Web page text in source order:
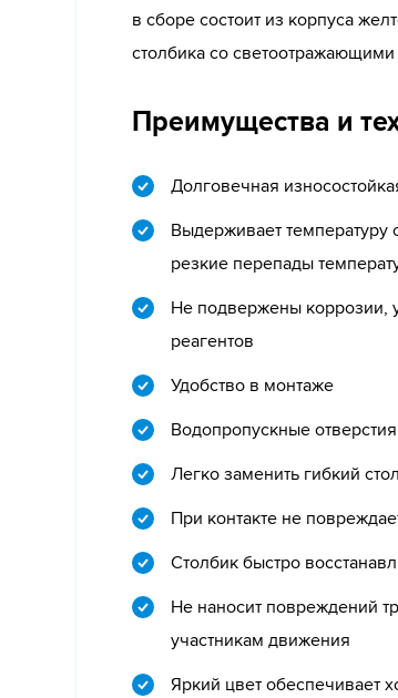
в сборе состоит из корпуса
столбика cо
Преимущества и
Долговечная
Выдерживает температуру
резкие перепады
Не подвержены коррозии,
реагентов
Удобство в монтаже
Водопропускные
Легко заменить гибкий
При контакте не
Столбик быстро
Не наносит повреждений
участникам движения
Яркий цвет обеспечивает